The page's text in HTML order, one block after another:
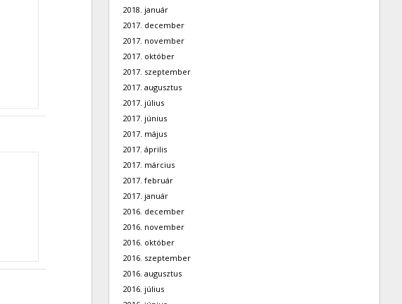
2018. január
2017. december
2017. november
2017. október
2017. szeptember
2017. augusztus
2017. július
2017. június
2017. május
2017. április
2017. március
2017. február
2017. január
2016. december
2016. november
2016. október
2016. szeptember
2016. augusztus
2016. július